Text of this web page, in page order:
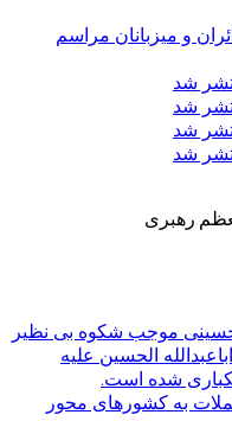
و میزبانان مراسم
شد
شد
شد
شد
رهبری
حسینی موجب شکوه بی نظیر
الحسین علیه
شده است.
به کشورهای محور